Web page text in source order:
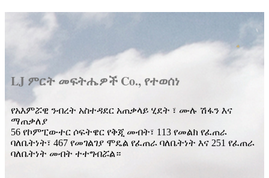
LJ ምርት መፍትሔዎች Co., የተወሰነ
የአእምሯዊ ንብረት አስተዳደር አጠቃላይ ሂደት ፣ ሙሉ ሽፋን እና
ማጠቃለያ
56 የኮምፒውተር ሶፍትዌር የቅጂ መብት፣ 113 የመልክ የፈጠራ
ባለቤትነት፣ 467 የመገልገያ ሞዴል የፈጠራ ባለቤትነት እና 251 የፈጠራ
ባለቤትነት መብት ተተግብሯል።